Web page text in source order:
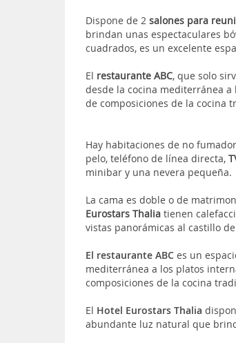
Dispone de 2 salones para
brindan unas espectaculares
cuadrados, es un excelente
El restaurante ABC, que solo
desde la cocina mediterránea
de composiciones de la cocina
Hay habitaciones de no
pelo, teléfono de línea directa,
minibar y una nevera pequeña.
La cama es doble o de
Eurostars Thaliatienen
vistas panorámicas al castillo
El restaurante ABC es un
mediterránea a los platos
composiciones de la cocina
El Hotel Eurostars Thalia
abundante luz natural que